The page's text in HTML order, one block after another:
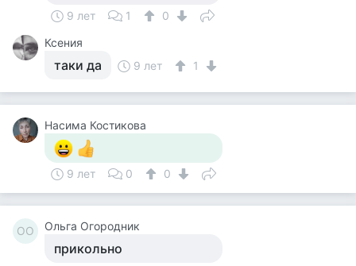
9 лет 1
0
Ксения
таки да 9 лет 1
Насима Костикова
9 лет 0 0
ОО Ольга Огородник
прикольно